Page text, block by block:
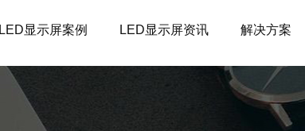
LED显示屏案例 LED显示屏资讯 解决方案